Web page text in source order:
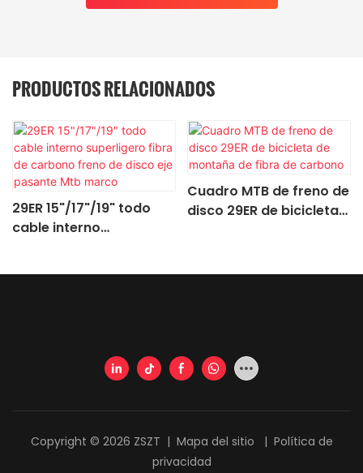
PRODUCTOS RELACIONADOS
29ER 15"/17"/19" todo
cable interno
Cuadro MTB de freno de
disco 29ER de bicicleta
Copyright © 2026 ZSZT | Mapa del sitio | Política de
privacidad